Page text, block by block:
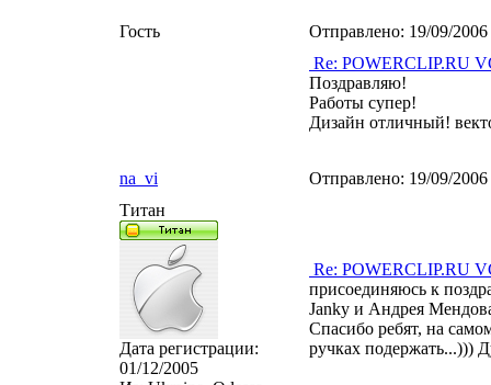
Гость Отправлено: 19/09/
Re: POWERCLIP.RU
Поздравляю!
Работы супер!
Дизайн отличный!
na_vi Отправлено: 19/09/
Титан
Дата регистрации:
01/12/2005
Re: POWERCLIP.RU
присоединяюсь к
Janky и Андрея
Спасибо ребят, на
ручках подержать...)))